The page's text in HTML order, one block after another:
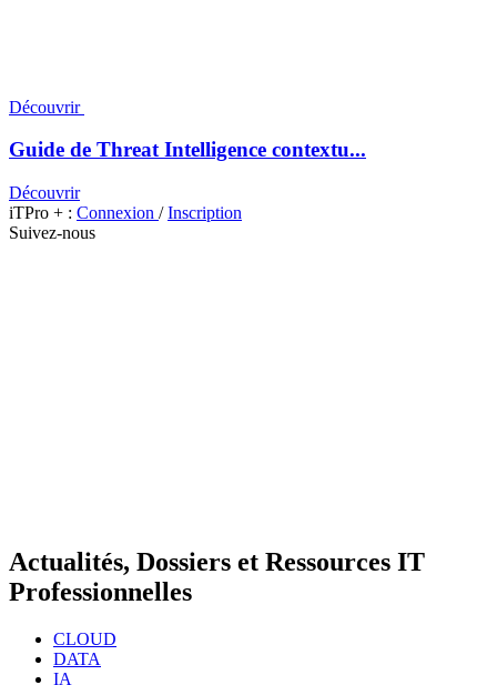
Découvrir
Guide de Threat Intelligence contextu...
Découvrir
iTPro + : Connexion /Inscription
Suivez-nous
Actualités, Dossiers et Ressources IT
Professionnelles
CLOUD
DATA
IA